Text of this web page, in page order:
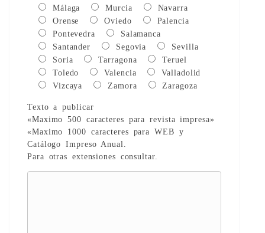
Málaga
Murcia
Navarra
Orense
Oviedo
Palencia
Pontevedra
Salamanca
Santander
Segovia
Sevilla
Soria
Tarragona
Teruel
Toledo
Valencia
Valladolid
Vizcaya
Zamora Zaragoza
Texto a publicar
«Maximo 500 caracteres para revista impresa»
«Maximo 1000 caracteres para WEB y
Catálogo Impreso Anual.
Para otras extensiones consultar.